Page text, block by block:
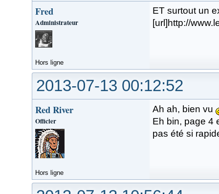
Fred
Administrateur
ET surtout un
[url]http://
Hors ligne
2013-07-13 00:12:52
Red River
Officier
Ah ah, bien vu
Eh bin, page 4
pas été si
Hors ligne